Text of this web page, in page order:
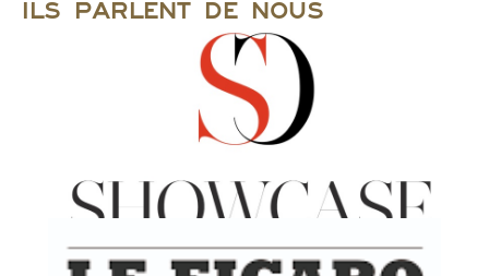
Ils parlent de nous